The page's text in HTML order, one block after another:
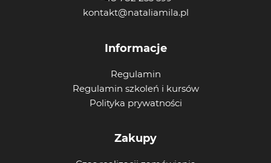
kontakt@nataliamila.pl
Informacje
Regulamin
Regulamin szkoleń i kursów
Polityka prywatności
Zakupy